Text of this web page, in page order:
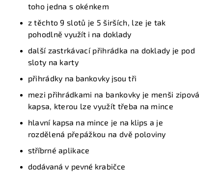
toho jedna s okénkem
z těchto 9 slotů je 5 širších, lze je tak
pohodlněvyužít i na doklady
další zastrkávací přihrádka na doklady je pod
sloty na karty
přihrádky na bankovky jsou tři
mezi přihrádkami na bankovky je menši zipová
kapsa, kterou lze využít třeba na mince
hlavní kapsa na mince je na klips a je
rozdělená přepážkou na dvě poloviny
stříbrné aplikace
dodávaná v pevné krabičce